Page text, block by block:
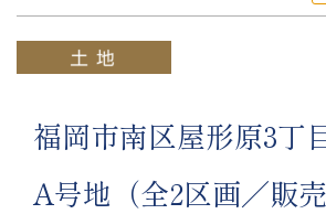
福岡市南区屋形原3
A号地（全2区画／販売